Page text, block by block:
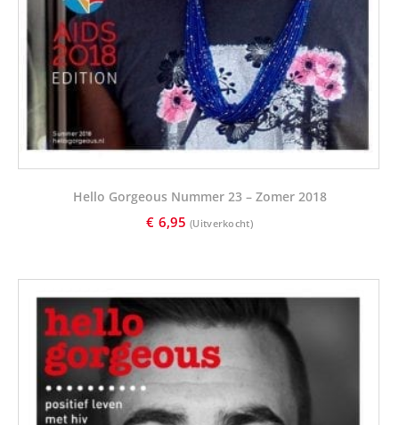
Hello Gorgeous Nummer 23 – Zomer 2018
€ 6,95